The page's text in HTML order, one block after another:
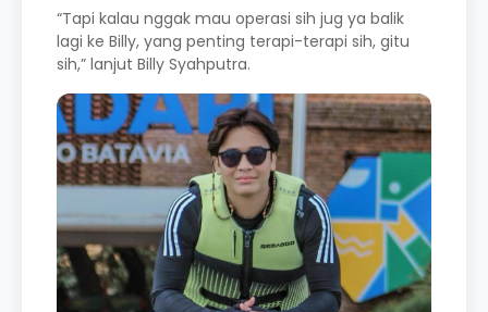
“Tapi kalau nggak mau operasi sih jug ya balik
lagi ke Billy, yang penting terapi-terapi sih, gitu
sih,” lanjut Billy Syahputra.